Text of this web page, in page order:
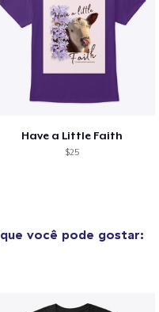
Have a Little Faith
$25
que você pode gostar: